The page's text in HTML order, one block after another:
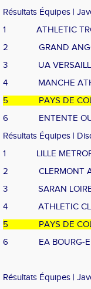
Résultats Équipes |
1
ATHLETIC
2
GRAND
3
UA
4
MANCHE
5
PAYS DE
6
ENTENTE
Résultats Équipes |
1
LILLE
2
CLERMONT
3
SARAN
4
ATHLETIC
5
PAYS DE
6
EA BOURG-
Résultats Équipes |